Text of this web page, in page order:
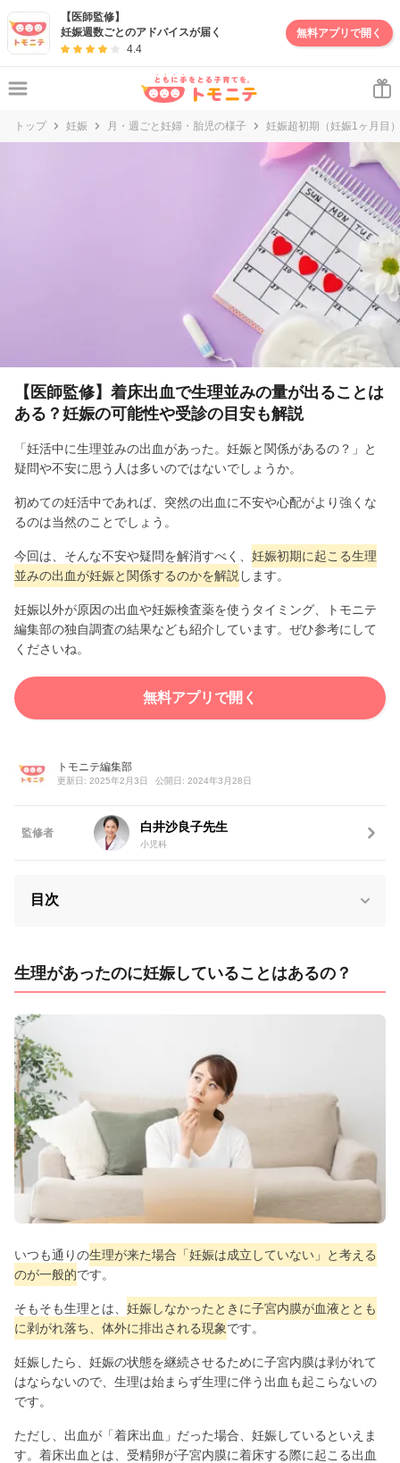
【医師監修】
妊娠週数ごとのアドバイスが届く
4.4
無料アプリで開く
トップ 妊娠 月・週ごと妊婦・胎児の様子 妊娠超初期（妊娠1ヶ月目）
【医師監修】着床出血で生理並みの量が出ることは
ある？妊娠の可能性や受診の目安も解説
「妊活中に生理並みの出血があった。妊娠と関係があるの？」と
疑問や不安に思う人は多いのではないでしょうか。
初めての妊活中であれば、突然の出血に不安や心配がより強くな
るのは当然のことでしょう。
今回は、そんな不安や疑問を解消すべく、 妊娠初期に起こる生理
並みの出血が妊娠と関係するのかを解説 します。
妊娠以外が原因の出血や妊娠検査薬を使うタイミング、トモニテ
編集部の独自調査の結果なども紹介しています。ぜひ参考にして
くださいね。
無料アプリで開く
トモニテ編集部
更新日: 2025年2月3日 公開日: 2024年3月28日
監修者 白井沙良子先生
小児科
目次
生理があったのに妊娠していることはあるの？
いつも通りの生理が来た場合「妊娠は成立していない」と考える
のが一般的です。
そもそも生理とは、 妊娠しなかったときに子宮内膜が血液ととも
に剥がれ落ち、体外に排出される現象です。
妊娠したら、妊娠の状態を継続させるために子宮内膜は剥がれて
はならないので、生理は始まらず生理に伴う出血も起こらないの
です。
ただし、出血が「着床出血」だった場合、妊娠しているといえま
す。着床出血とは、受精卵が子宮内膜に着床する際に起こる出血
妊娠・出産・子育て情報サイト | トモニテ